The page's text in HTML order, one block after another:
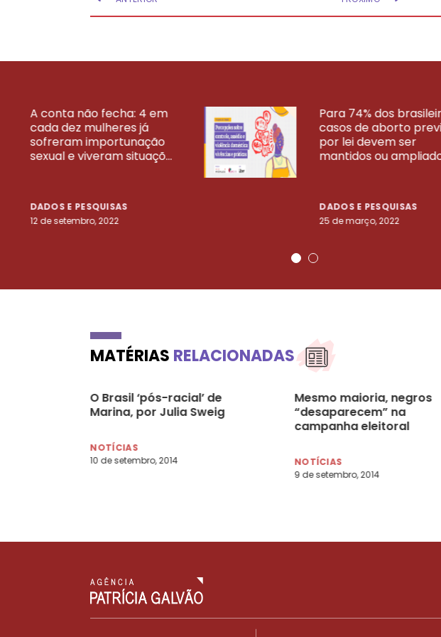
A conta não fecha: 4 em
cada dez mulheres já
sofreram importunação
sexual e viveram situaçõ...
DADOS E PESQUISAS
12 de setembro, 2022
Para 74% dos
casos de aborto
por lei devem ser
mantidos ou
DADOS E PESQUISAS
25 de março, 2022
VEJA MAIS PESQUISAS
MATÉRIAS RELACIONADAS
O Brasil ‘pós-racial’ de
Marina, por Julia Sweig
NOTÍCIAS
10 de setembro, 2014
Mesmo maioria, negros
“desaparecem” na
campanha eleitoral
NOTÍCIAS
9 de setembro, 2014